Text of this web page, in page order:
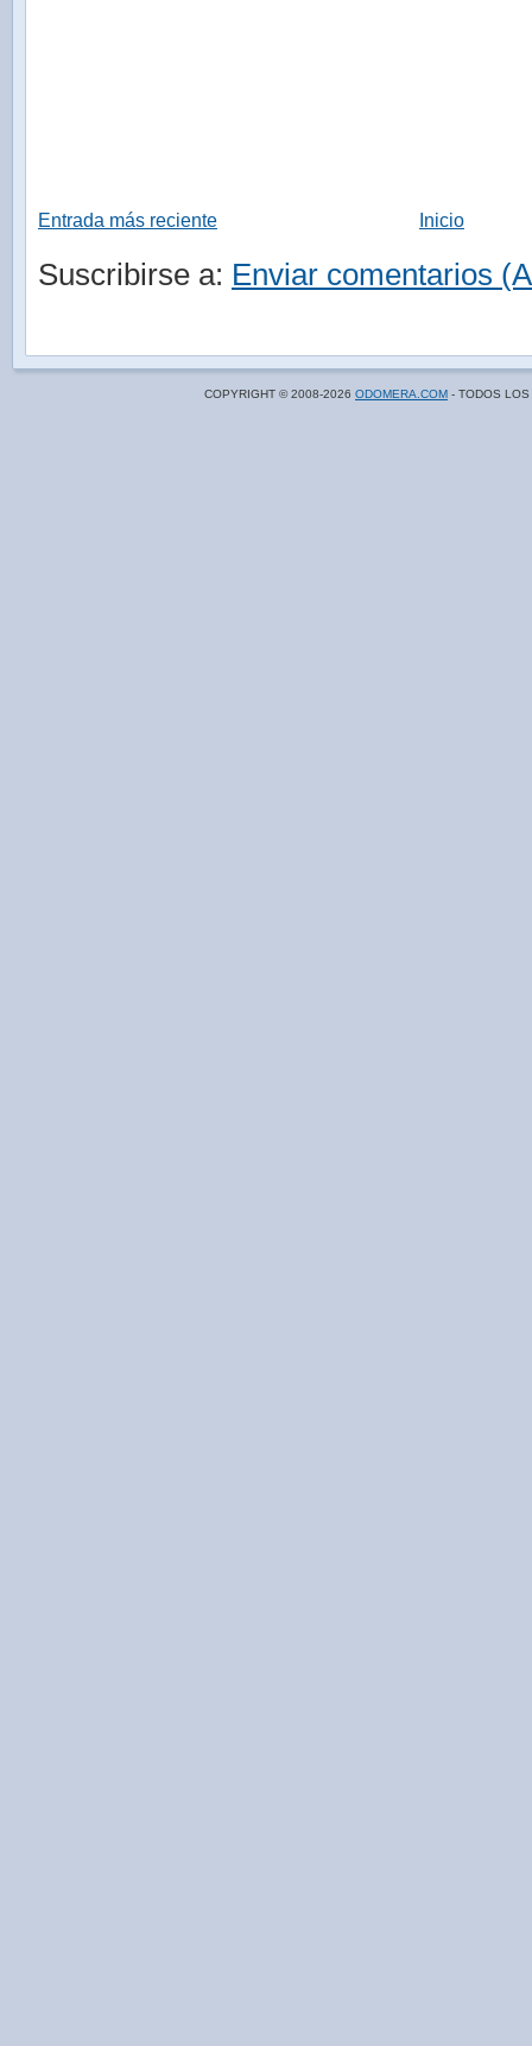
Entrada más reciente Inicio
Suscribirse a: Enviar comentarios
COPYRIGHT © 2008-2026 ODOMERA.COM - TODOS